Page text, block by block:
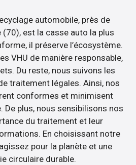
automobile, près de
(70), est la casse auto la plus
il préserve l’écosystème.
VHU de manière responsable,
Du reste, nous suivons les
traitement légales. Ainsi, nos
conformes et minimisent
De plus, nous sensibilisons nos
du traitement et leur
En choisissant notre
pour la planète et une
circulaire durable.